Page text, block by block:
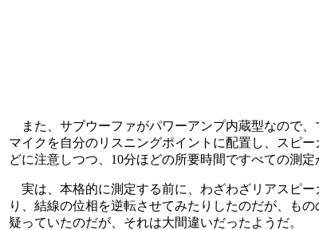
また、サブウーファがパワーアンプ内蔵型なので、
マイクを自分のリスニングポイントに配置し、スピ
どに注意しつつ、10分ほどの所要時間ですべての測
実は、本格的に測定する前に、わざわざリアスピ
り、結線の位相を逆転させてみたりしたのだが、も
疑っていたのだが、それは大間違いだったようだ。